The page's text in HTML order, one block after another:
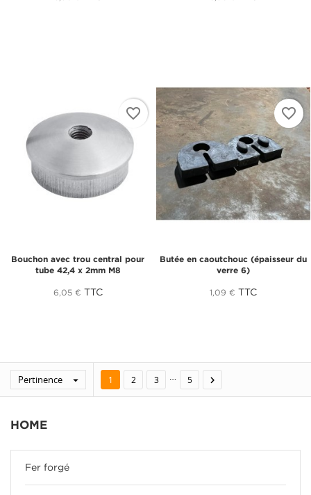
HOME
Fer forgé
Bouchon avec trou central pour
tube 42,4 x 2mm M8
6,05 € TTC
favorite_border
Butée en caoutchouc (épaisseur du
verre 6)
1,09 € TTC
favorite_border
Pertinence  1 2 3 … 5 